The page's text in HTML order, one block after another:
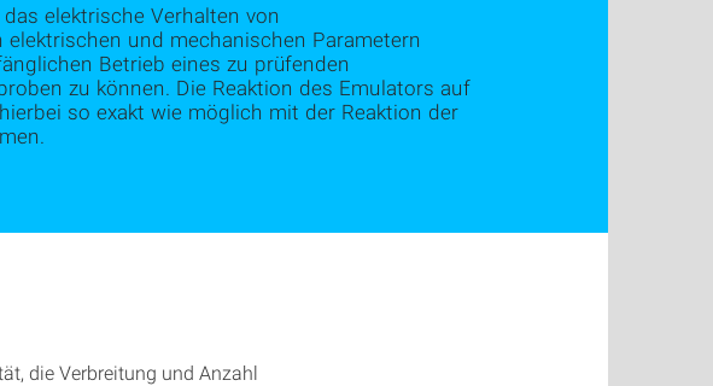
elektrische Verhalten von
und mechanischen Parametern
Betrieb eines zu prüfenden
zu können. Die Reaktion des Emulators auf
so exakt wie möglich mit der Reaktion der
die Verbreitung und Anzahl